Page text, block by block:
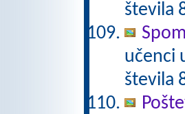
števila
učenci
števila